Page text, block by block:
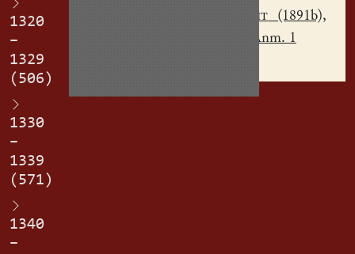
1320
–
1329
(506)
1330
–
1339
(571)
1340
–
Jecht (1891b),
S. 227, Anm. 1